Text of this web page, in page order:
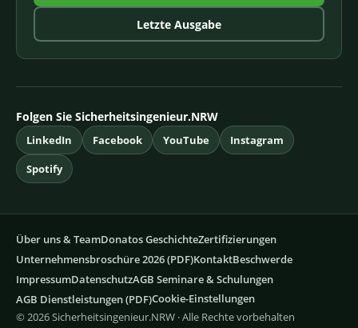
Letzte Ausgabe
Folgen Sie Sicherheitsingenieur.NRW
LinkedIn Facebook YouTube
Instagram
Spotify
Über uns & TeamDonatos GeschichteZertifizierungen
Unternehmensbroschüre 2026 (PDF)KontaktBeschwerde
ImpressumDatenschutzAGB Seminare & Schulungen
AGB Dienstleistungen (PDF)Cookie-Einstellungen
© 2026 Sicherheitsingenieur.NRW · Alle Rechte vorbehalten